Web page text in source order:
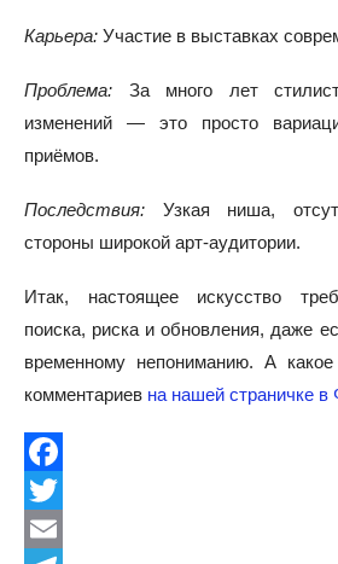
Карьера: Участие в выставках
Проблема: За много лет
изменений — это просто
приёмов.
Последствия: Узкая ниша,
стороны широкой арт-аудитории.
Итак, настоящее искусство
поиска, риска и обновления, даже
временному непониманию. А
комментариев на нашей страничке в
Facebook
Twitter